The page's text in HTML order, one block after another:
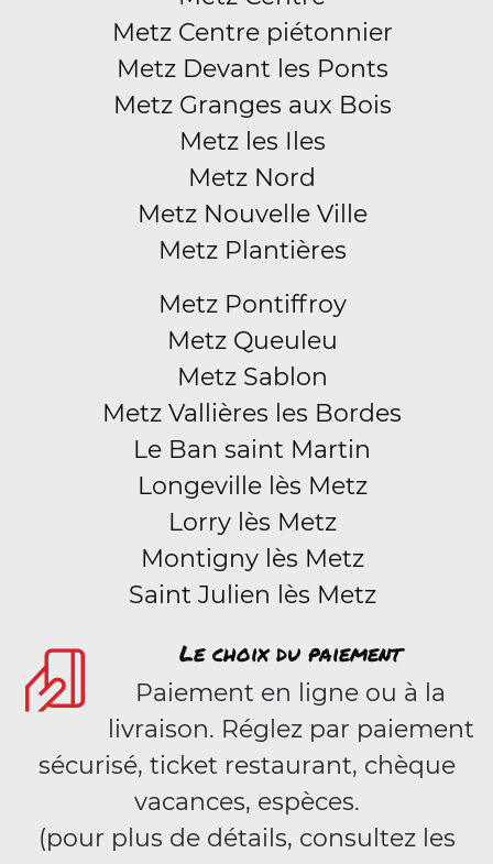
Metz Centre piétonnier
Metz Devant les Ponts
Metz Granges aux Bois
Metz les Iles
Metz Nord
Metz Nouvelle Ville
Metz Plantières
Metz Pontiffroy
Metz Queuleu
Metz Sablon
Metz Vallières les Bordes
Le Ban saint Martin
Longeville lès Metz
Lorry lès Metz
Montigny lès Metz
Saint Julien lès Metz
Le choix du paiement
Paiement en ligne ou à la
livraison. Réglez par paiement
sécurisé, ticket restaurant, chèque
vacances, espèces.
(pour plus de détails, consultez les